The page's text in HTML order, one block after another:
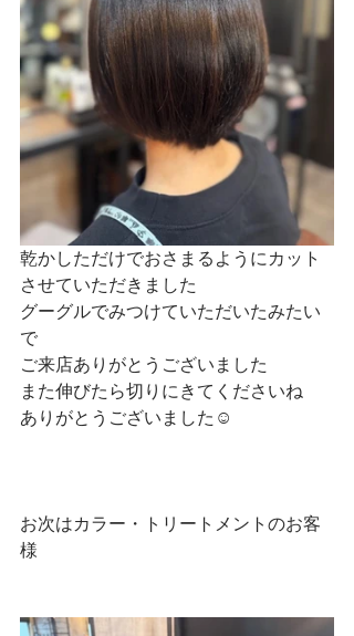
乾かしただけでおさまるようにカット
させていただきました
グーグルでみつけていただいたみたい
で
ご来店ありがとうございました
また伸びたら切りにきてくださいね
ありがとうございました☺
お次はカラー・トリートメントのお客
様